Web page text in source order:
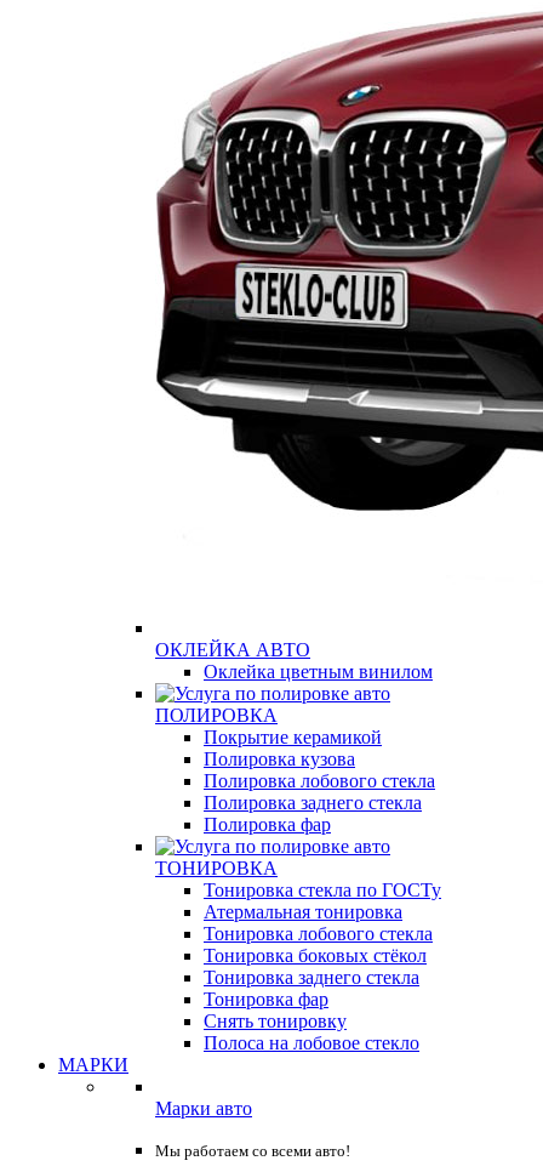
ОКЛЕЙКА АВТО
Оклейка цветным винилом
ПОЛИРОВКА
Покрытие керамикой
Полировка кузова
Полировка лобового стекла
Полировка заднего стекла
Полировка фар
ТОНИРОВКА
Тонировка стекла по ГОСТу
Атермальная тонировка
Тонировка лобового стекла
Тонировка боковых стёкол
Тонировка заднего стекла
Тонировка фар
Снять тонировку
Полоса на лобовое стекло
МАРКИ
Марки авто
Мы работаем со всеми авто!